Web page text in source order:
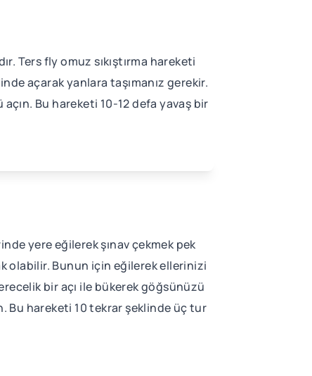
Ters fly omuz sıkıştırma hareketi
açarak yanlara taşımanız gerekir.
Bu hareketi 10-12 defa yavaş bir
yere eğilerek şınav çekmek pek
olabilir. Bunun için eğilerek ellerinizi
bir açı ile bükerek göğsünüzü
Bu hareketi 10 tekrar şeklinde üç tur